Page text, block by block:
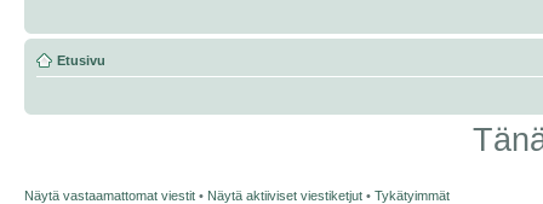
Etusivu
Näytä vastaamattomat viestit • Näytä aktiiviset viestiketjut • Tykätyimmät